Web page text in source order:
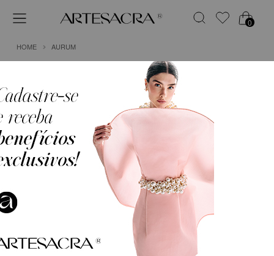
0
HOME AURUM